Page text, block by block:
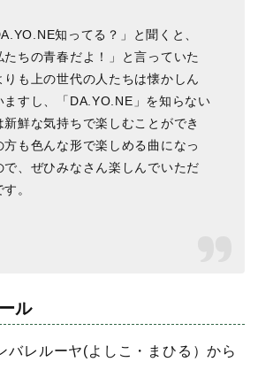
知ってる？」と聞くと、
たちの青春だよ！」と言っていた
も上の世代の人たちは懐かしん
ますし、「DA.YO.NE」を知らない
鮮な気持ちで楽しむことができ
方も色んな形で楽しめる曲になっ
で、ぜひみなさん楽しんでいただ
。
ル
バレルーヤ(よしこ・まひる）から